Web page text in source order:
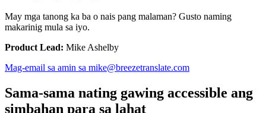
May mga tanong ka ba o nais pang malaman? Gusto naming
makarinig mula sa iyo.
Product Lead: Mike Ashelby
Mag-email sa amin sa mike@breezetranslate.com
Sama-sama nating gawing accessible ang
simbahan para sa lahat